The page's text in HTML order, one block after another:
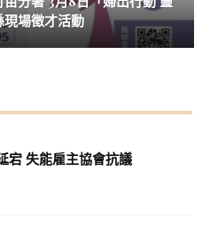
現場徵才活動
宕 失能雇主協會抗議